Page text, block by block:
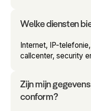
Welke diensten
Internet, IP-
callcenter, security
Zijn mijn
conform?